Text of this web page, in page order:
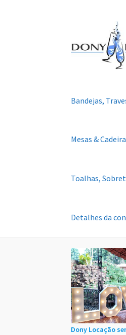
navegação
o
Bandejas,
Mesas &
Toalhas,
Detalhes da
InícioCadastro
Minha conta
Instagram feed
Dony Locação